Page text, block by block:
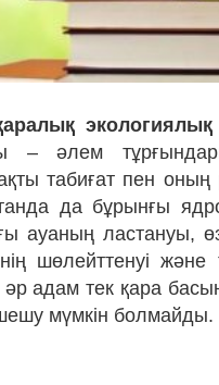
экологиялық
– әлем
табиғат пен оның
да бұрынғы
ауаның ластануы,
шөлейттенуі және
адам тек қара
мүмкін болмайды.